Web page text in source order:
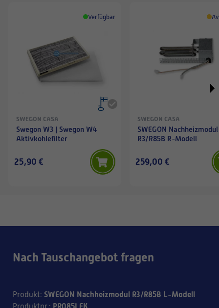
Verfügbar
SWEGON CASA
Swegon W3 | Swegon W4
Aktivkohlefilter
25,90 €
SWEGON CASA
SWEGON Nachheizmodul
R3/R85B R-Modell
259,00 €
Nach Tauschangebot fragen
Produkt: SWEGON Nachheizmodul R3/R85B L-Modell